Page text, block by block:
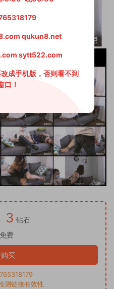
3 钻石
费
买
测链接有效性
qukun8.net
sytt522.com
成手机版，否则看不到
口！